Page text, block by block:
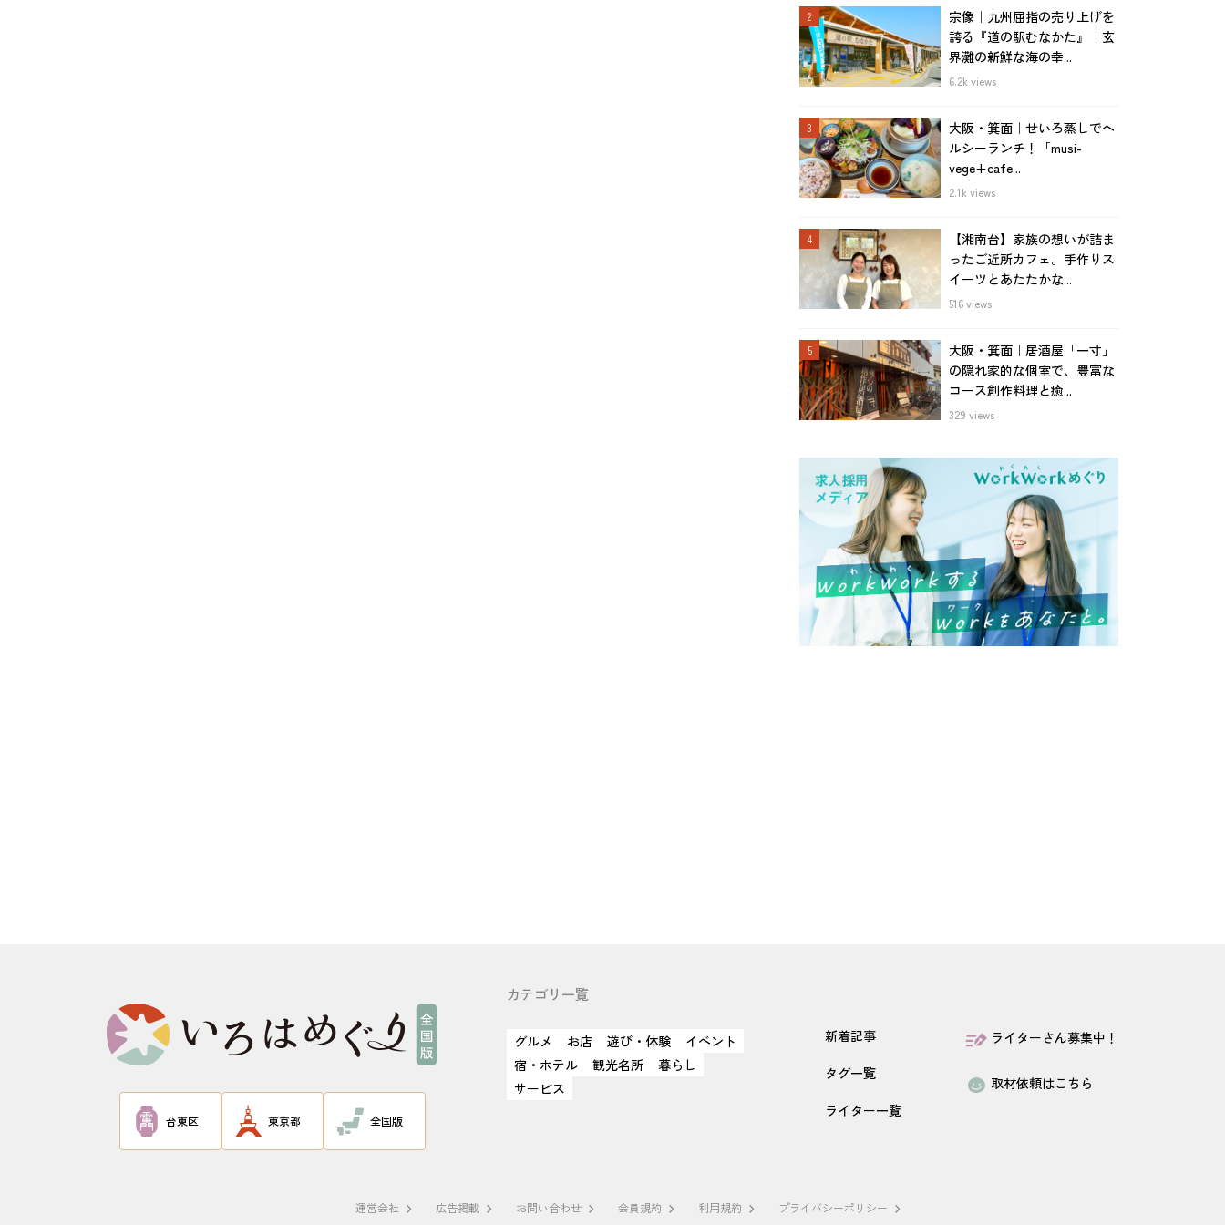
宗像｜九州屈指の売り上げを
誇る『道の駅むなかた』｜玄
界灘の新鮮な海の幸...
6.2k views
大阪・箕面｜せいろ蒸しでヘ
ルシーランチ！「musi-
vege+cafe...
2.1k views
【湘南台】家族の想いが詰ま
ったご近所カフェ。手作りス
イーツとあたたかな...
516 views
大阪・箕面｜居酒屋「一寸」
の隠れ家的な個室で、豊富な
コース創作料理と癒...
329 views
台東区 東京都 全国版
カテゴリ一覧
グルメ お店 遊び・体験
イベント
宿・ホテル
観光名所
暮らし
サービス
新着記事
タグ一覧
ライター一覧
ライターさん募集中！
取材依頼はこちら
運営会社 広告掲載 お問い合わせ 会員規約 利用規約 プライバシーポリシー